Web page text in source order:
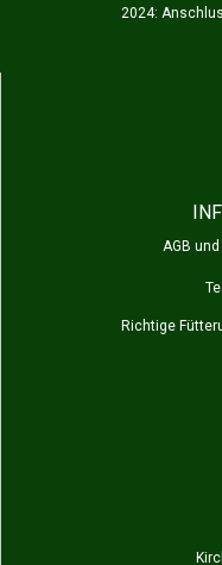
2024:
AGB
Richtige